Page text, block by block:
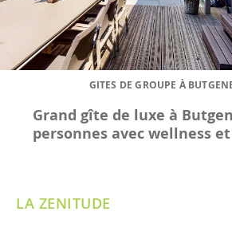
GITES DE GROUPE À
Grand gîte de luxe à
personnes avec wellness
LA ZENITUDE